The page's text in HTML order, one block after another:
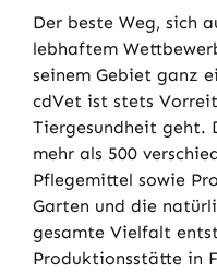
Der beste Weg, sich
lebhaftem
seinem Gebiet ganz
cdVet ist stets
Tiergesundheit geht.
mehr als 500
Pflegemittel sowie
Garten und die
gesamte Vielfalt
Produktionsstätte in